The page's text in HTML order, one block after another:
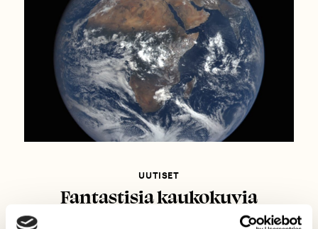
UUTISET
Fantastisia kaukokuvia
Maasta nyt päivittäin